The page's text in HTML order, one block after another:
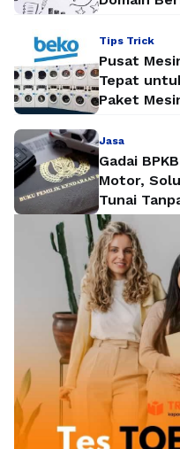
Tips Trick
Pusat
Tepat
Paket
Jasa
Gadai
Motor,
Tunai